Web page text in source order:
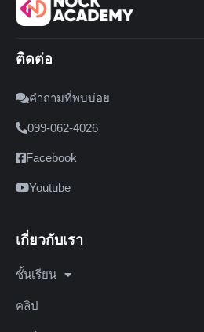
ติดต่อ
คำถามที่พบบ่อย
099-062-4026
Facebook
Youtube
เกี่ยวกับเรา
ชั้นเรียน
คลิป